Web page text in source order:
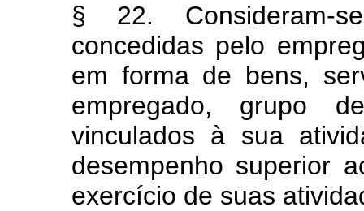
§ 22. Consideram-
concedidas pelo
em forma de bens,
empregado, grupo
vinculados à sua
desempenho superior
exercício de suas